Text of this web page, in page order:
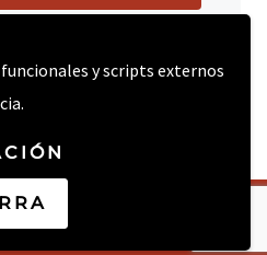
y scripts externos